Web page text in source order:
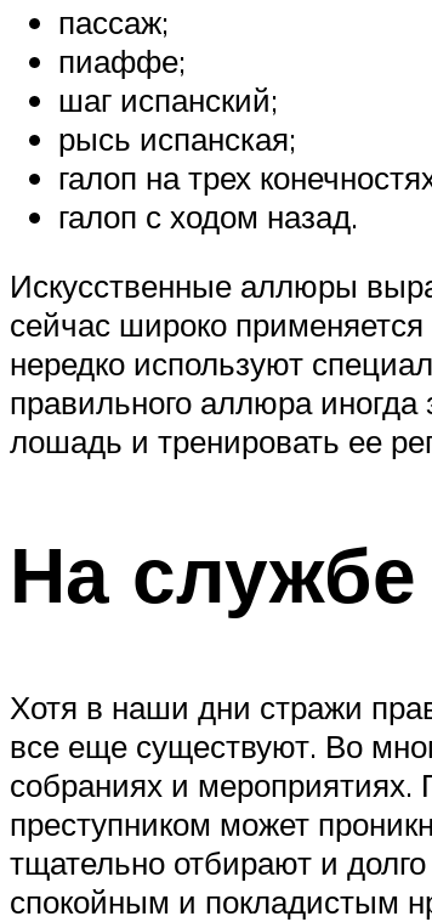
пассаж;
пиаффе;
шаг испанский;
рысь испанская;
галоп на трех
галоп с ходом назад.
Искусственные аллюры
сейчас широко применяется
нередко используют
правильного аллюра
лошадь и тренировать ее
На
Хотя в наши дни стражи
все еще существуют. Во
собраниях и мероприятиях.
преступником может
тщательно отбирают и
спокойным и покладистым